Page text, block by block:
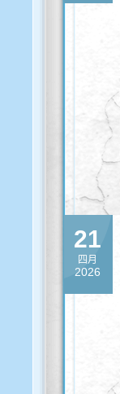
21
四月
2026